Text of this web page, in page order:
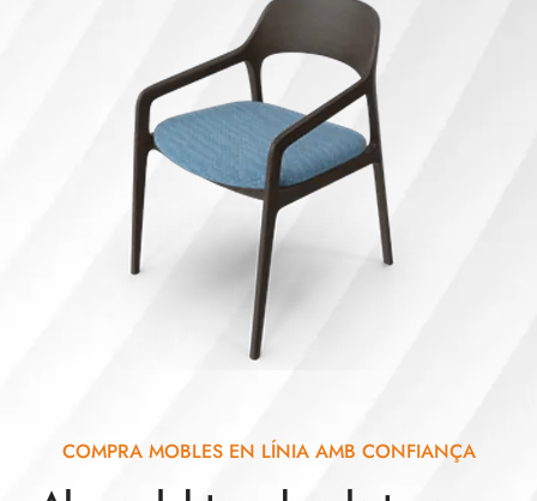
COMPRA MOBLES EN LÍNIA AMB CONFIANÇA